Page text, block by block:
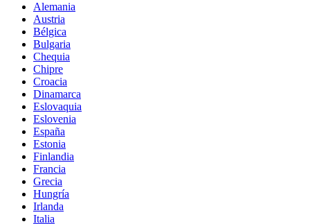
Alemania
Austria
Bélgica
Bulgaria
Chequia
Chipre
Croacia
Dinamarca
Eslovaquia
Eslovenia
España
Estonia
Finlandia
Francia
Grecia
Hungría
Irlanda
Italia